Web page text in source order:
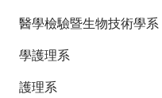
醫學檢驗暨生物技術學系
學護理系
護理系